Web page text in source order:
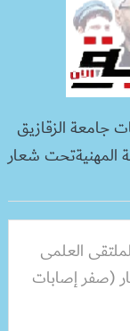
جامعة الزقازيق
المهنيةتحت شعار